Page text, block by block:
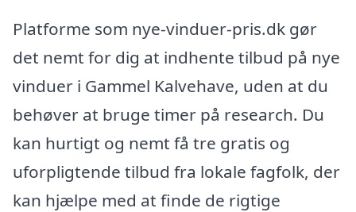
Platforme som nye-vinduer-pris.dk gør
det nemt for dig at indhente tilbud på nye
vinduer i Gammel Kalvehave, uden at du
behøver at bruge timer på research. Du
kan hurtigt og nemt få tre gratis og
uforpligtende tilbud fra lokale fagfolk, der
kan hjælpe med at finde de rigtige